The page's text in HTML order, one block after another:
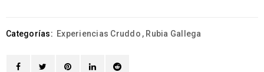
Categorías: Experiencias Cruddo , Rubia Gallega